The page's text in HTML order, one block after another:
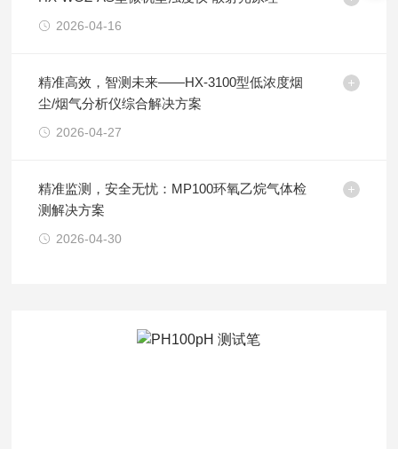
2026-04-16
精准高效，智测未来——HX-3100型低浓度烟
尘/烟气分析仪综合解决方案
2026-04-27
精准监测，安全无忧：MP100环氧乙烷气体检
测解决方案
2026-04-30